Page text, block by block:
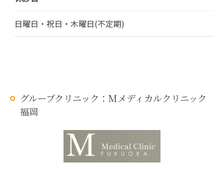
日曜日・祝日・木曜日(不定期)
グループクリニック：Mメディカルクリニック
福岡